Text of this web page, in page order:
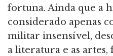
fortuna. Ainda que a
considerado apenas
militar insensível,
a literatura e as